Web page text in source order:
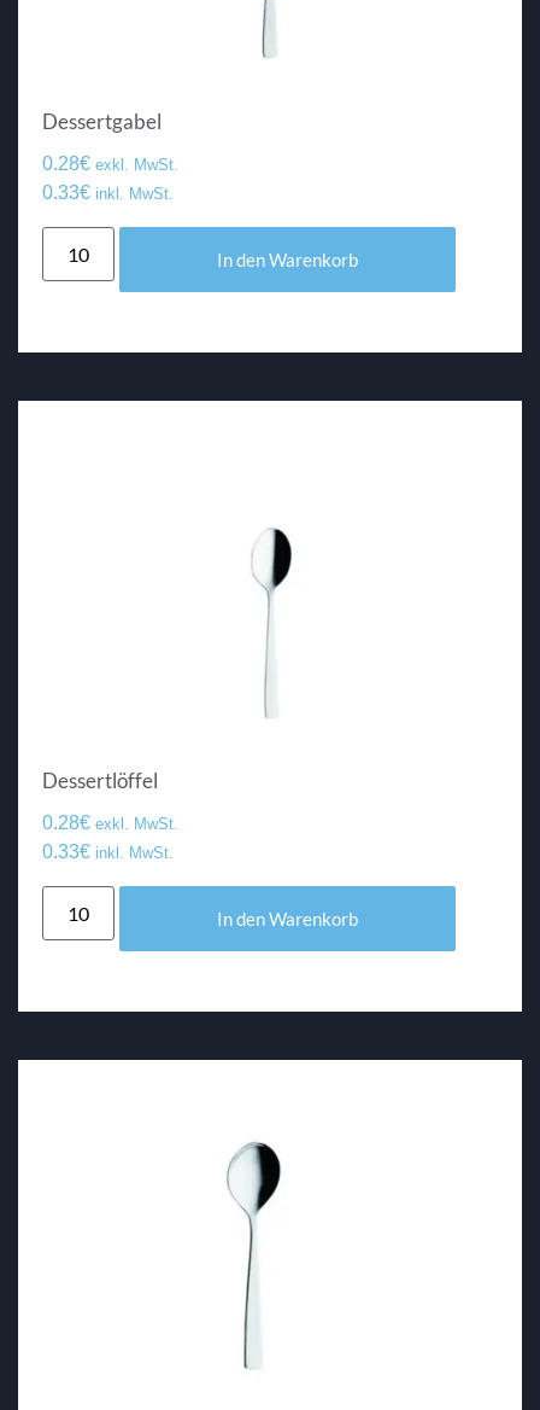
Dessertgabel
0.28€ exkl. MwSt.
0.33€ inkl. MwSt.
In den Warenkorb
Dessertlöffel
0.28€ exkl. MwSt.
0.33€ inkl. MwSt.
In den Warenkorb